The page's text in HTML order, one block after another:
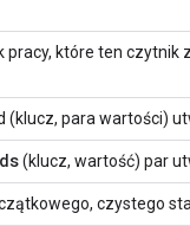
pracy, które ten czytnik
(klucz, para wartości)
(klucz, wartość) par
czystego